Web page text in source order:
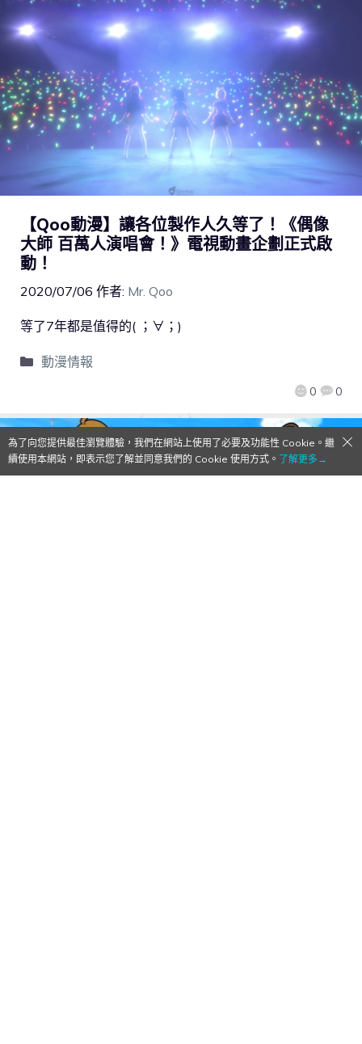
【Qoo動漫】讓各位製作人久等了！《偶像
大師 百萬人演唱會！》電視動畫企劃正式啟
動！
2020/07/06 作者: Mr. Qoo
0 0
等了7年都是值得的( ；∀；)
動漫情報
為了向您提供最佳瀏覽體驗，我們在網站上使用了必要及功能性 Cookie。繼
續使用本網站，即表示您了解並同意我們的 Cookie 使用方式。 了解更多→